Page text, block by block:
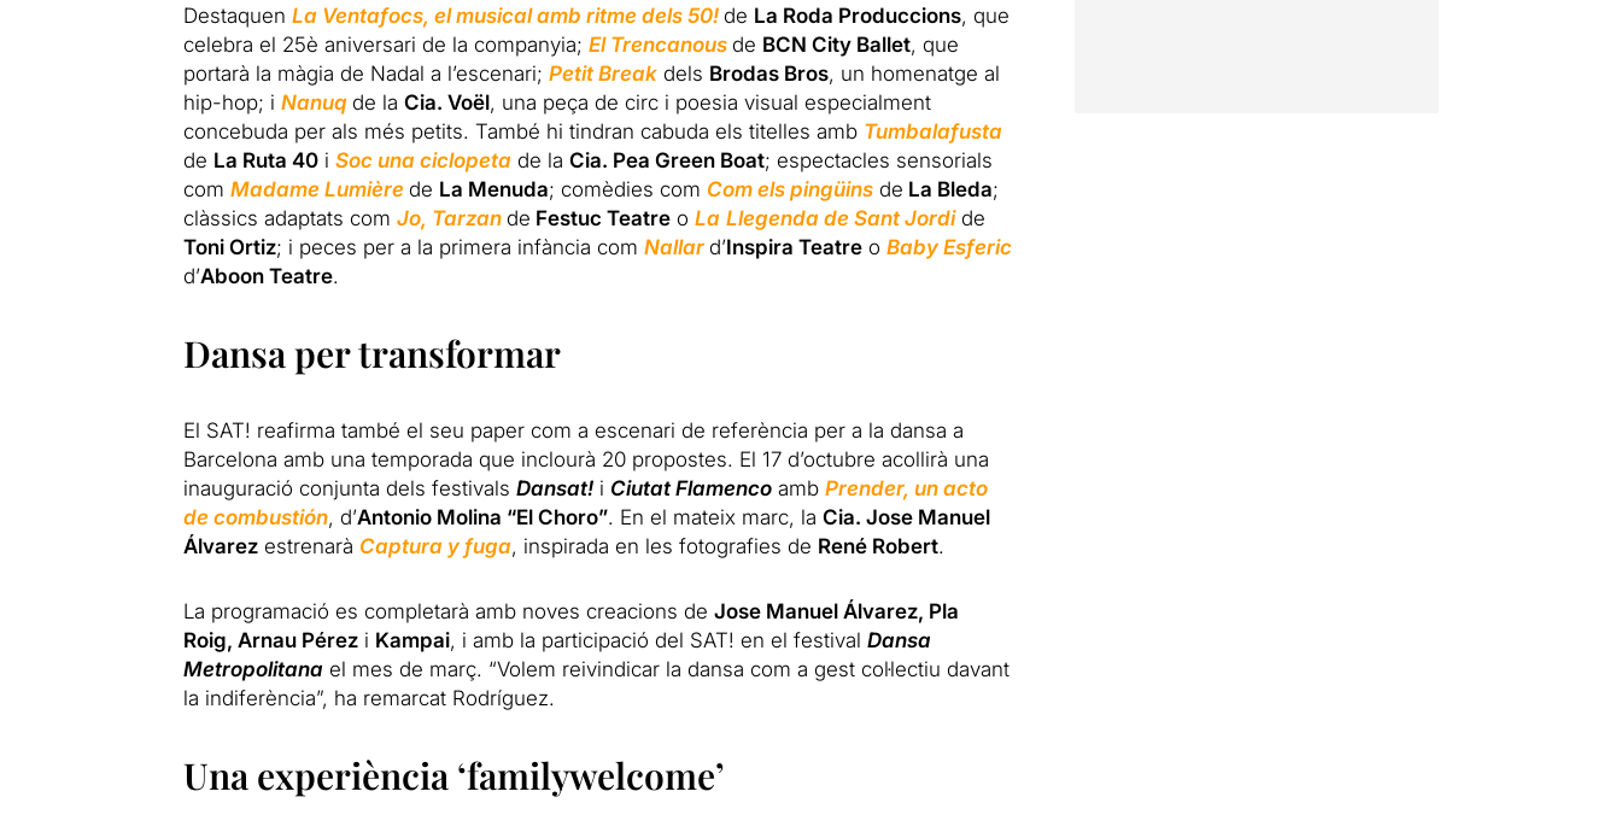
Destaquen La Ventafocs, el musical amb ritme dels 50! de La Roda Produccions, que
celebra el 25è aniversari de la companyia; El Trencanous de BCN City Ballet, que
portarà la màgia de Nadal a l’escenari; Petit Breakdels Brodas Bros, un homenatge al
hip-hop; i Nanuq de la Cia. Voël, una peça de circ i poesia visual especialment
concebuda per als més petits. També hi tindran cabuda els titelles amb Tumbalafusta
de La Ruta 40i Soc una ciclopeta de la Cia. Pea Green Boat; espectacles sensorials
com Madame Lumière de La Menuda; comèdies com Com els pingüinsde La Bleda;
clàssics adaptats com Jo, Tarzan de Festuc Teatreo La Llegenda de Sant Jordide
Toni Ortiz; i peces per a la primera infància com Nallar d’Inspira Teatreo Baby Esferic
d’Aboon Teatre.
Dansa per transformar
El SAT! reafirma també el seu paper com a escenari de referència per a la dansa a
Barcelona amb una temporada que inclourà 20 propostes. El 17 d’octubre acollirà una
inauguració conjunta dels festivals Dansat!i Ciutat Flamenco amb Prender, un acto
de combustión, d’Antonio Molina “El Choro”. En el mateix marc, la Cia. Jose Manuel
Álvarezestrenarà Captura y fuga, inspirada en les fotografies de René Robert.
La programació es completarà amb noves creacions de Jose Manuel Álvarez, Pla
Roig, Arnau Pérezi Kampai, i amb la participació del SAT! en el festival Dansa
Metropolitana el mes de març. “Volem reivindicar la dansa com a gest col·lectiu davant
la indiferència”, ha remarcat Rodríguez.
Una experiència ‘familywelcome’